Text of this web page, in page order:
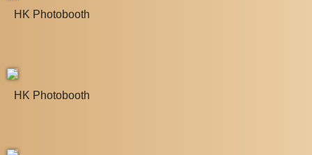
HK Photobooth
HK Photobooth